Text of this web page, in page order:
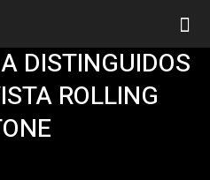
DISTINGUIDOS
ROLLING